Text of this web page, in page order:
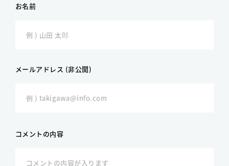
お名前
メールアドレス (非公開)
コメントの内容